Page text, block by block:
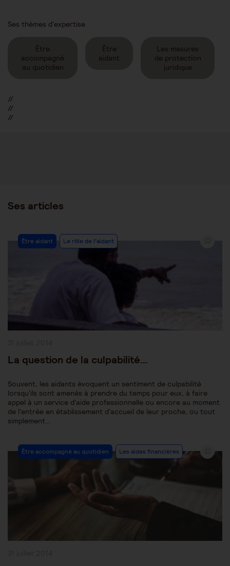
Ses thèmes d'expertise
Être
accompagné
au quotidien
Être
aidant
Les mesures
de protection
juridique
//
//
//
Ses articles
Post
Category:
Être aidant Le rôle de l'aidant
La question de la culpabilité…
Souvent, les aidants évoquent un sentiment de culpabilité
lorsqu'ils sont amenés à prendre du temps pour eux, à faire
appel à un service d'aide professionnelle ou encore au moment
de l'entrée en établissement d'accueil de leur proche, ou tout
simplement…
Post
Category:
Être accompagné au quotidien Les aides financières